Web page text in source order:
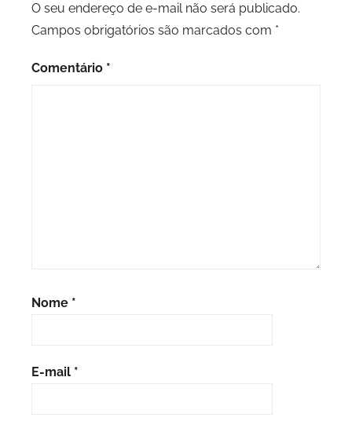
O seu endereço de e-mail não será publicado.
Campos obrigatórios são marcados com *
Comentário *
Nome *
E-mail *